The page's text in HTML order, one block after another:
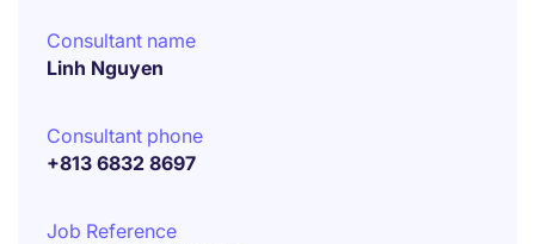
Consultant name
Linh Nguyen
Consultant phone
+813 6832 8697
Job Reference